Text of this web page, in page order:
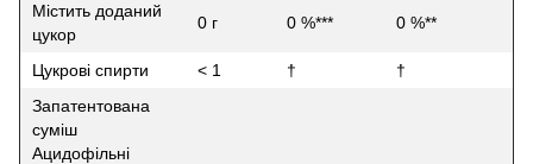
Містить доданий
цукор
0 г 0 %*** 0 %**
Цукрові спирти < 1 †
†
Запатентована
суміш
Ацидофільні